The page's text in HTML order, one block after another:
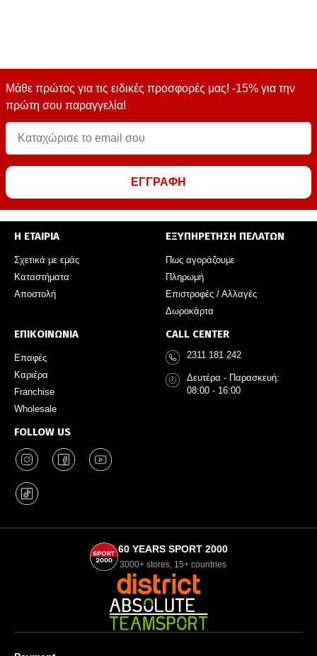
Μάθε πρώτος για τις ειδικές προσφορές μας! -15% για την
πρώτη σου παραγγελία!
ΕΓΓΡΑΦΗ
Η ΕΤΑΙΡΙΑ
Σχετικά με εμάς
Καταστήματα
Αποστολή
ΕΞΥΠΗΡΕΤΗΣΗ ΠΕΛΑΤΩΝ
Πως αγοράζουμε
Πληρωμή
Επιστροφές / Αλλαγές
Δωροκάρτα
ΕΠΙΚΟΙΝΩΝΙΑ
Επαφές
Καριέρα
Franchise
Wholesale
FOLLOW US
CALL CENTER
2311 181 242
Δευτέρα - Παρασκευή:
08:00 - 16:00
60 YEARS SPORT 2000
3000+ stores, 15+ countries